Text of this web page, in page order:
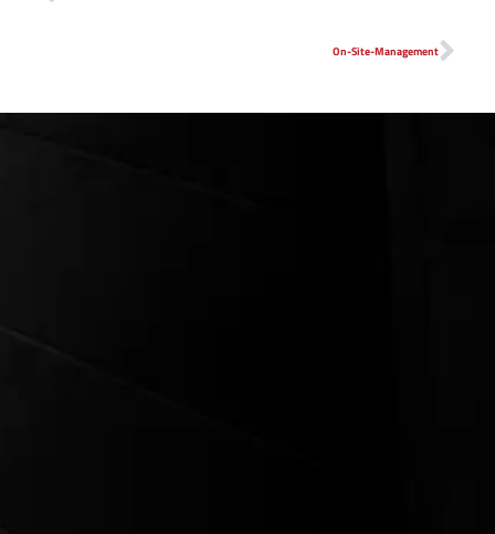
On-Site-Management